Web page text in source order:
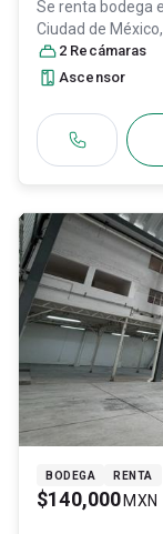
Se renta bodega
Ciudad de
Obregón, DF /
2 Recámaras
Ascensor
BODEGA RENTA
$140,000 MXN